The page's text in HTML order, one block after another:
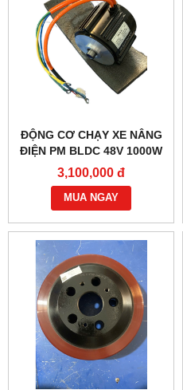
ĐỘNG CƠ CHẠY XE NÂNG
ĐIỆN PM BLDC 48V 1000W
– HIỆU SUẤT CAO
3,100,000 đ
MUA NGAY